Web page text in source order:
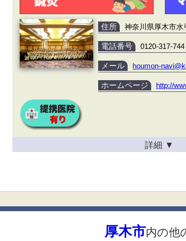
住所 神奈川県厚木市水
電話番号 0120-317-744
メール houmon-
ホームページ http://
詳細 ▼
厚木市内の他